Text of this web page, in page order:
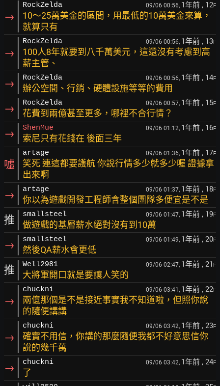
→
RockZelda 09/06 00:56, 1年前 , 12F
10～25萬美金的區間，用最低的10萬美金來算，
就算只有
→
RockZelda 09/06 00:56, 1年前 , 13F
100人8年就要到八千萬美元，這還沒有考慮到高
薪主管、
→ RockZelda 09/06 00:56, 1年前 , 14F
辦公空間、行銷、硬體設施等等的費用
→ RockZelda 09/06 00:57, 1年前 , 15F
花費到兩億甚至更多，哪裡不合行情？
→ ShenMue 09/06 01:12, 1年前 , 16F
索尼只有花錢在 後面三年
噓
artage 09/06 01:36, 1年前 , 17F
笑死 連這都要護航 你說行情多少就多少喔 證據拿
出來啊
→ artage 09/06 01:37, 1年前 , 18F
你以為遊戲開發工程師含整個團隊多便宜是不是
推 smallsteel 09/06 01:47, 1年前 , 19F
做遊戲的基層薪水絕對沒有到10萬
→ smallsteel 09/06 01:49, 1年前 , 20F
然後QA薪水會更低
推 Well2981 09/06 02:47, 1年前 , 21 F
大將軍開口就是要讓人笑的
→
chuckni 09/06 03:41, 1年前 , 22F
兩億那個是不是接近事實我不知道啦，但照你說
的隨便講講
→
chuckni 09/06 03:42, 1年前 , 23F
確實不用信，你講的那麼隨便我都不好意思信你
說的幾千萬
→ chuckni 09/06 03:42, 1年前 , 24F
了